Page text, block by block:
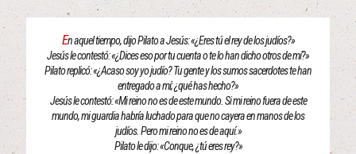
En aquel tiempo, dijo Pilato a Jesús: «¿Eres tú el rey de los judíos?»
Jesús le contestó: «¿Dices eso por tu cuenta o te lo han dicho otros de mí?»
Pilato replicó: «¿Acaso soy yo judío? Tu gente y los sumos sacerdotes te han
entregado a mí; ¿qué has hecho?»
Jesús le contestó: «Mi reino no es de este mundo. Si mi reino fuera de este
mundo, mi guardia habría luchado para que no cayera en manos de los
judíos. Pero mi reino no es de aquí.»
Pilato le dijo: «Conque, ¿tú eres rey?»